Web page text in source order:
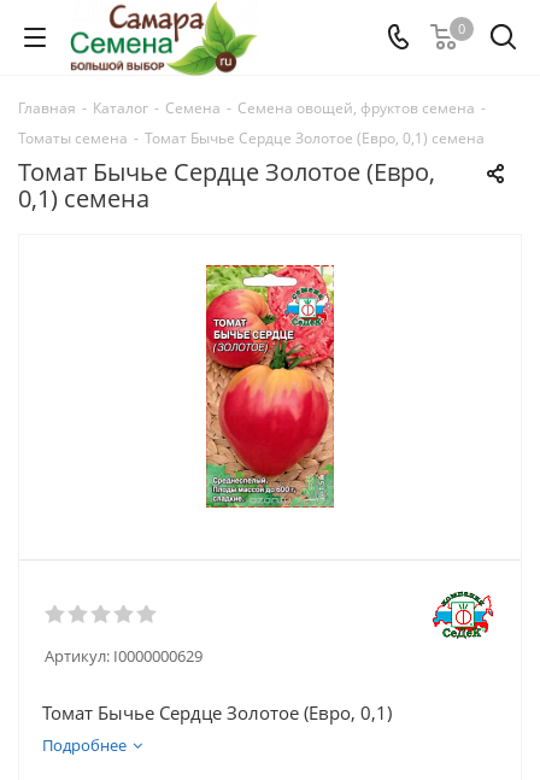
0
Главная - Каталог - Семена - Семена овощей, фруктов семена -
Томаты семена - Томат Бычье Сердце Золотое (Евро, 0,1) семена
Томат Бычье Сердце Золотое (Евро,
0,1) семена
Артикул: I0000000629
Томат Бычье Сердце Золотое (Евро, 0,1)
Подробнее